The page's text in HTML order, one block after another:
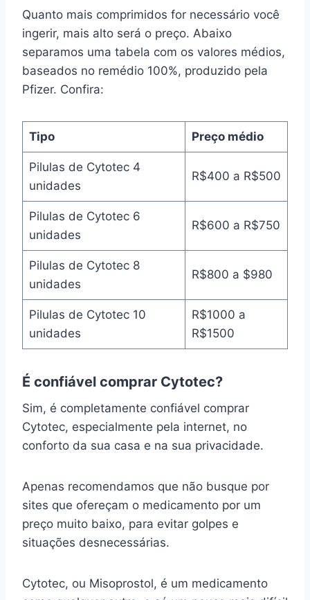
Quanto mais comprimidos for necessário você
ingerir, mais alto será o preço. Abaixo
separamos uma tabela com os valores médios,
baseados no remédio 100%, produzido pela
Pfizer. Confira:
Tipo Preço médio
Pilulas de Cytotec 4
unidades
R$400 a R$500
Pilulas de Cytotec 6
unidades
R$600 a R$750
Pilulas de Cytotec 8
unidades
R$800 a $980
Pilulas de Cytotec 10
unidades
R$1000 a
R$1500
É confiável comprar Cytotec?
Sim, é completamente confiável comprar
Cytotec, especialmente pela internet, no
conforto da sua casa e na sua privacidade.
Apenas recomendamos que não busque por
sites que ofereçam o medicamento por um
preço muito baixo, para evitar golpes e
situações desnecessárias.
Cytotec, ou Misoprostol, é um medicamento